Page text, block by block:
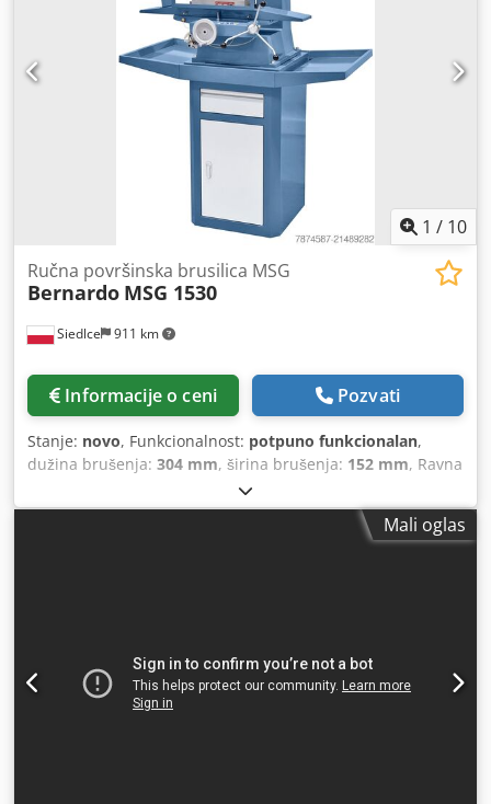
1 / 10
Siedlce 911 km
Ručna površinska brusilica MSG
Bernardo MSG 1530
Informacije o ceni Pozvati
Stanje: novo, Funkcionalnost: potpuno funkcionalan,
dužina brušenja: 304 mm, širina brušenja: 152 mm, Ravna
brusilica MSG 1530 BERNARDO Kompaktna ravna brusilica:
uzdužno, poprečno i vertikalno pomeranje se obavlja
potpuno ručno. Niska vibracija vretena zahvaljujući
"lastin rep" vodilicama. Ručna centralna distribucija
maziva za sve vodilice. Svi glavni delovi, kao što su nosači,
osnove i klizači, izrađeni su od visokokvalitetnog livenog
Mali oglas